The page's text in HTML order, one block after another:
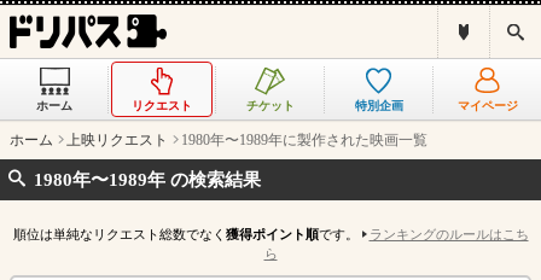
ス
ホーム リクエスト チケット 特別企画 マイページ
ホーム 上映リクエスト 1980年〜1989年に製作された映画一覧
1980年〜1989年 の検索結果
順位は単純なリクエスト総数でなく 獲得ポイント順です。
ランキングのルールはこち
ら